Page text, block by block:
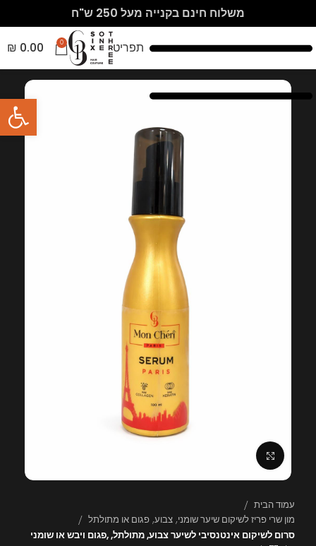
פתח
משלוח חינם בקנייה מעל 250 ש"ח
תפריט 0
₪ 0.00
עמוד הבית
מון שרי פריז לשיקום שיער שומני, צבוע, פגום או מתולתל
סרום לשיקום אינטנסיבי לשיער צבוע, מתולתל, ,פגום ויבש או שומני